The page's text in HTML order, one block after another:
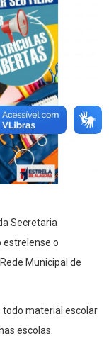
Secretaria
estrelense o
Municipal de
todo material escolar
escolas.